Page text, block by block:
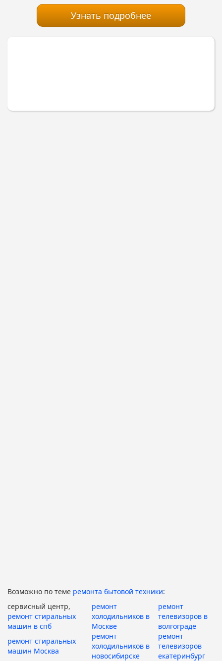
Узнать подробнее
Возможно по теме ремонта бытовой техники:
сервисный центр,
ремонт стиральных
машин в спб
ремонт
холодильников в
Москве
ремонт
телевизоров в
волгограде
ремонт стиральных
машин Москва
ремонт
холодильников в
новосибирске
ремонт
телевизоров
екатеринбург